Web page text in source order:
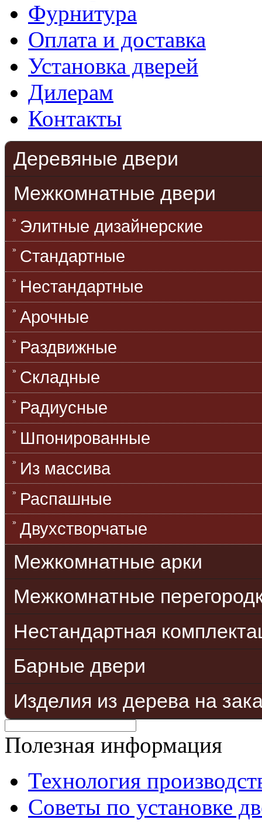
Фурнитура
Оплата и доставка
Установка дверей
Дилерам
Контакты
Деревяные двери
Межкомнатные двери
Элитные дизайнерские
Стандартные
Нестандартные
Арочные
Раздвижные
Складные
Радиусные
Шпонированные
Из массива
Распашные
Двухстворчатые
Межкомнатные арки
Межкомнатные
Нестандартная
Барные двери
Изделия из дерева на
Полезная информация
Технология
Советы по установке